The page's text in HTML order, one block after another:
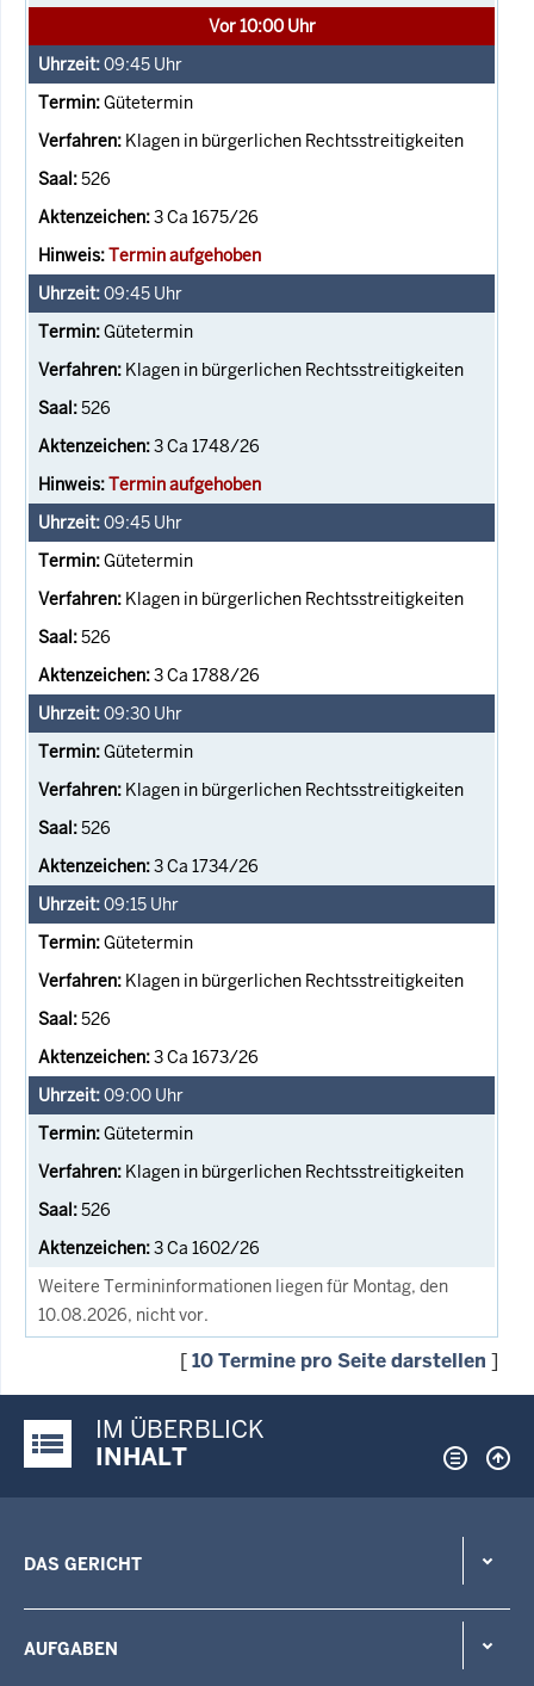
Vor 10:00 Uhr
09:45 Uhr
Gütetermin
Klagen in bürgerlichen Rechtsstreitigkeiten
526
3 Ca 1675/26
Termin aufgehoben
09:45 Uhr
Gütetermin
Klagen in bürgerlichen Rechtsstreitigkeiten
526
3 Ca 1748/26
Termin aufgehoben
09:45 Uhr
Gütetermin
Klagen in bürgerlichen Rechtsstreitigkeiten
526
3 Ca 1788/26
09:30 Uhr
Gütetermin
Klagen in bürgerlichen Rechtsstreitigkeiten
526
3 Ca 1734/26
09:15 Uhr
Gütetermin
Klagen in bürgerlichen Rechtsstreitigkeiten
526
3 Ca 1673/26
09:00 Uhr
Gütetermin
Klagen in bürgerlichen Rechtsstreitigkeiten
526
3 Ca 1602/26
Weitere Termininformationen liegen für Montag, den
10.08.2026, nicht vor.
[10 Termine pro Seite darstellen ]
Justiz-Portal im Überblick:
IM ÜBERBLICK
INHALT
DAS GERICHT
AUFGABEN